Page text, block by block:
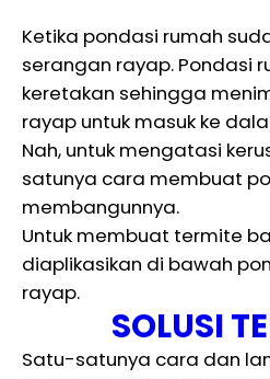
Ketika pondasi rumah
serangan rayap. Pondasi
keretakan sehingga
rayap untuk masuk ke
Nah, untuk mengatasi
satunya cara membuat
membangunnya.
Untuk membuat termite
diaplikasikan di bawah
rayap.
SOLUSI
Satu-satunya cara dan